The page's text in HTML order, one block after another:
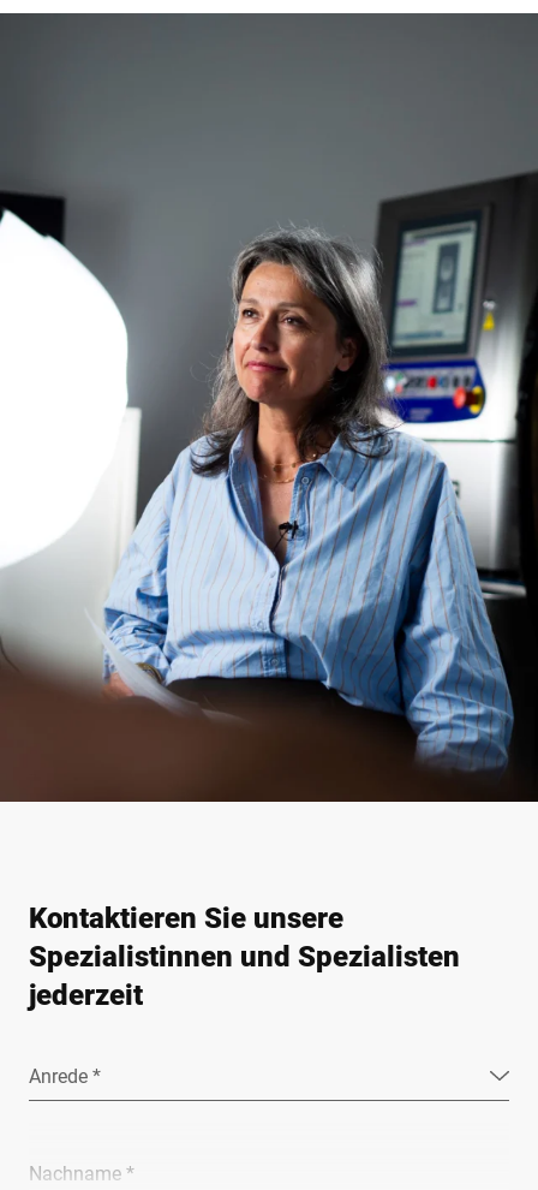
Kontaktieren Sie unsere
Spezialistinnen und Spezialisten
jederzeit
Anrede *
Nachname *